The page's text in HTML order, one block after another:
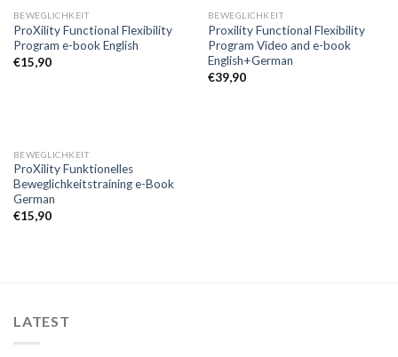
BEWEGLICHKEIT
ProXility Functional Flexibility
Program e-book English
€15,90
BEWEGLICHKEIT
Proxility Functional Flexibility
Program Video and e-book
English+German
€39,90
BEWEGLICHKEIT
ProXility Funktionelles
Beweglichkeitstraining e-Book
German
€15,90
LATEST